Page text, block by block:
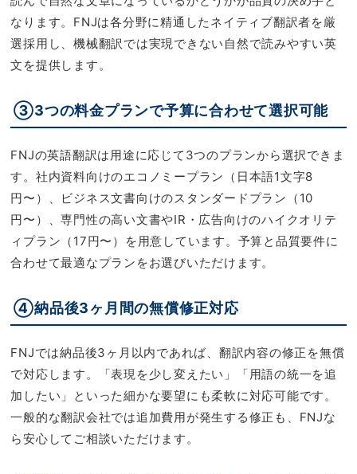
なります。FNJは各分野に精通したネイティブ翻訳者を厳
選採用し、機械翻訳では実現できない自然で読みやすい英
文を提供します。
③3つの料金プランで予算に合わせて選択可能
FNJの英語翻訳は用途に応じて3つのプランから選択できま
す。社内資料向けのエコノミープラン（日本語1文字8
円〜）、ビジネス文書向けのスタンダードプラン（10
円〜）、専門性の高い文書やIR・広告向けのハイクオリテ
ィプラン（17円〜）を用意しています。予算と品質要件に
合わせて最適なプランをお選びいただけます。
④納品後3ヶ月間の無償修正対応
FNJでは納品後3ヶ月以内であれば、翻訳内容の修正を無償
で対応します。「表現を少し変えたい」「用語の統一を追
加したい」といった細かな要望にも柔軟に対応可能です。
一般的な翻訳会社では追加費用が発生する修正も、FNJな
ら安心してご相談いただけます。